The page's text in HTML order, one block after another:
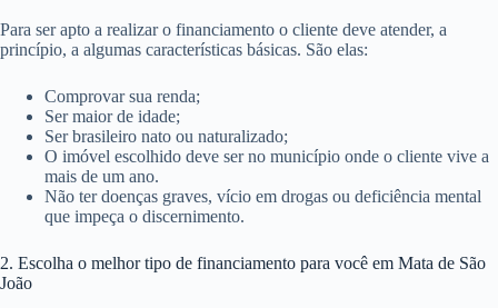
Para ser apto a realizar o financiamento o cliente deve atender, a
princípio, a algumas características básicas. São elas:
Comprovar sua renda;
Ser maior de idade;
Ser brasileiro nato ou naturalizado;
O imóvel escolhido deve ser no município onde o cliente vive a
mais de um ano.
Não ter doenças graves, vício em drogas ou deficiência mental
que impeça o discernimento.
2. Escolha o melhor tipo de financiamento para você em Mata de São
João